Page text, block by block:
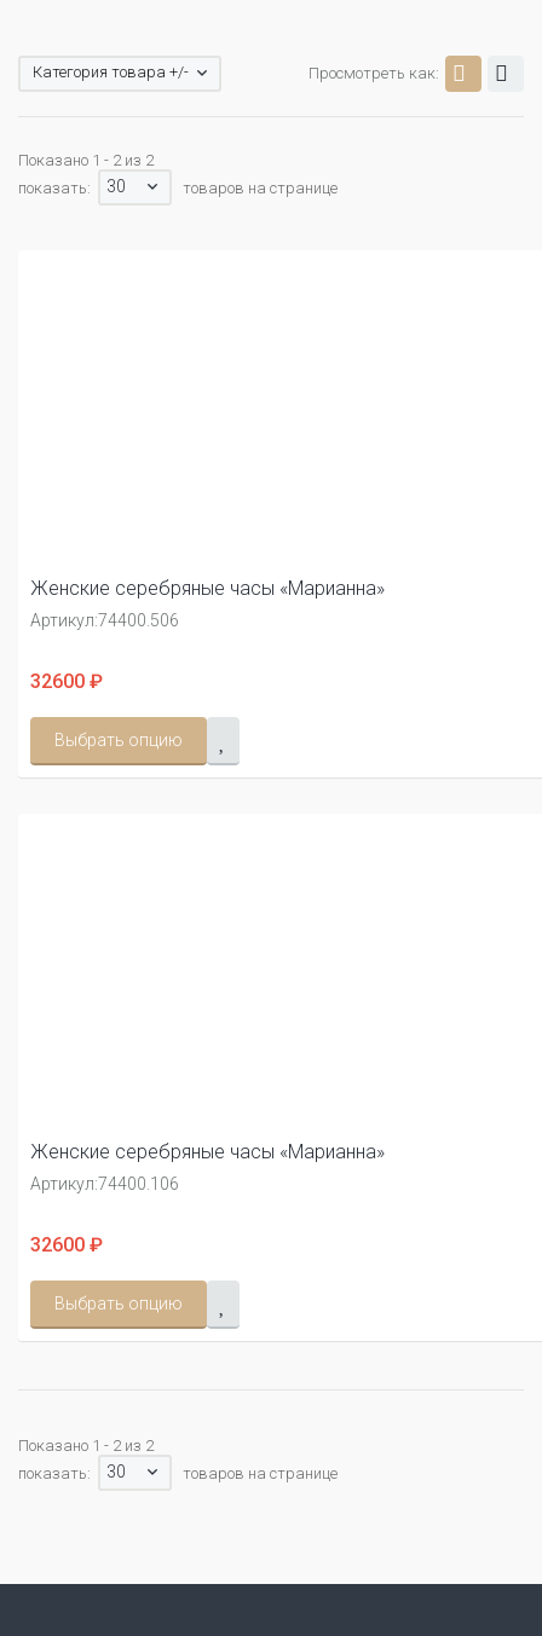
Просмотреть как:
Категория товара +/-
Показано 1 - 2 из 2
показать:
30 товаров на странице
Женские серебряные часы «Марианна»
Артикул:74400.506
32600 ₽
Выбрать опцию
Женские серебряные часы «Марианна»
Артикул:74400.106
32600 ₽
Выбрать опцию
Показано 1 - 2 из 2
показать:
30 товаров на странице